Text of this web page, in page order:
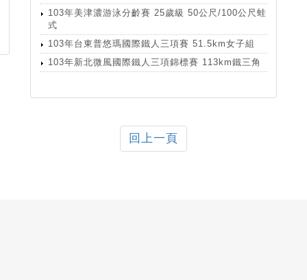
103年美津濃游泳分齡賽 25歲級 50公尺/100公尺蛙
式
103年台東普悠瑪國際鐵人三項賽 51.5km女子組
103年新北微風國際鐵人三項錦標賽 113km鐵三角
回上一頁